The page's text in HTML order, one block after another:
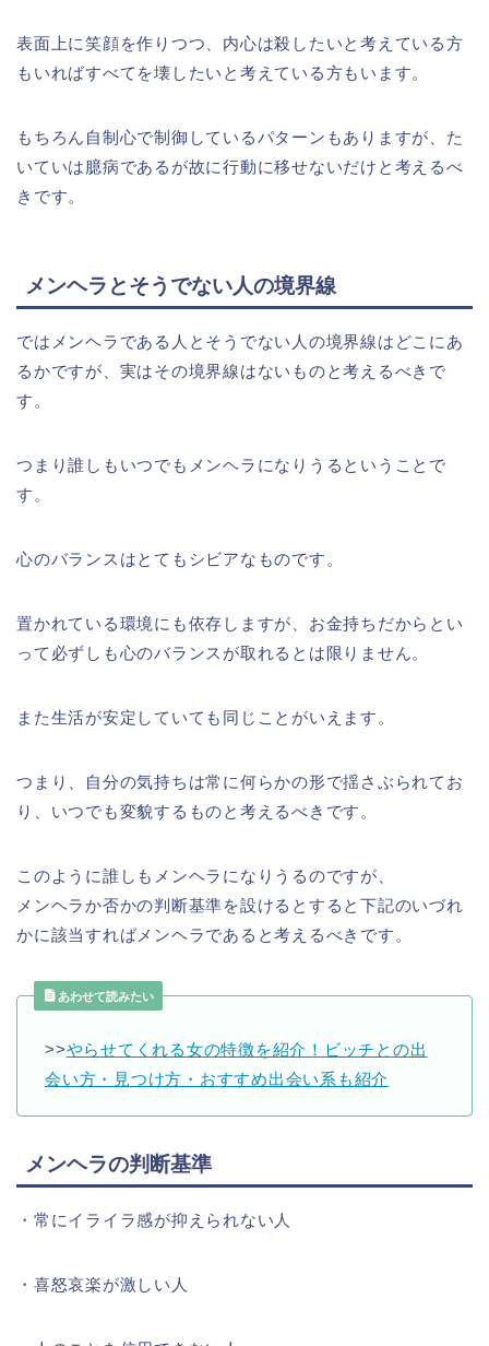
表面上に笑顔を作りつつ、内心は殺したいと考えている方
もいればすべてを壊したいと考えている方もいます。
もちろん自制心で制御しているパターンもありますが、た
いていは臆病であるが故に行動に移せないだけと考えるべ
きです。
メンヘラとそうでない人の境界線
ではメンヘラである人とそうでない人の境界線はどこにあ
るかですが、実はその境界線はないものと考えるべきで
す。
つまり誰しもいつでもメンヘラになりうるということで
す。
心のバランスはとてもシビアなものです。
置かれている環境にも依存しますが、お金持ちだからとい
って必ずしも心のバランスが取れるとは限りません。
また生活が安定していても同じことがいえます。
つまり、自分の気持ちは常に何らかの形で揺さぶられてお
り、いつでも変貌するものと考えるべきです。
このように誰しもメンヘラになりうるのですが、
メンヘラか否かの判断基準を設けるとすると下記のいづれ
かに該当すればメンヘラであると考えるべきです。
あわせて読みたい
>>やらせてくれる女の特徴を紹介！ビッチとの出
会い方・見つけ方・おすすめ出会い系も紹介
メンヘラの判断基準
・常にイライラ感が抑えられない人
・喜怒哀楽が激しい人